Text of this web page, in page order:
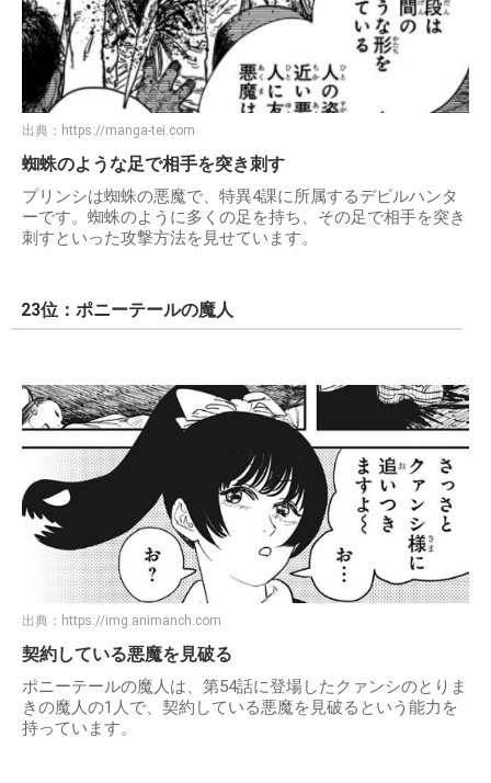
出典： https://manga-tei.com
蜘蛛のような足で相手を突き刺す
プリンシは蜘蛛の悪魔で、特異4課に所属するデビルハンタ
ーです。蜘蛛のように多くの足を持ち、その足で相手を突き
刺すといった攻撃方法を見せています。
23位：ポニーテールの魔人
出典： https://img.animanch.com
契約している悪魔を見破る
ポニーテールの魔人は、第54話に登場したクァンシのとりま
きの魔人の1人で、契約している悪魔を見破るという能力を
持っています。